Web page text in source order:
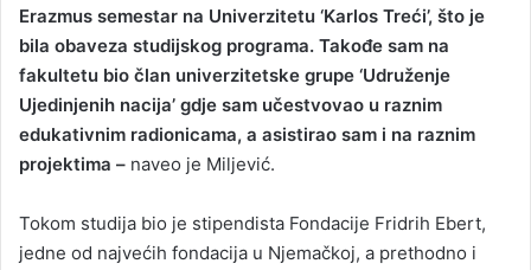
Erazmus semestar na Univerzitetu ‘Karlos Treći’, što je
bila obaveza studijskog programa. Takođe sam na
fakultetu bio član univerzitetske grupe ‘Udruženje
Ujedinjenih nacija’ gdje sam učestvovao u raznim
edukativnim radionicama, a asistirao sam i na raznim
projektima – naveo je Miljević.
Tokom studija bio je stipendista Fondacije Fridrih Ebert,
jedne od najvećih fondacija u Njemačkoj, a prethodno i